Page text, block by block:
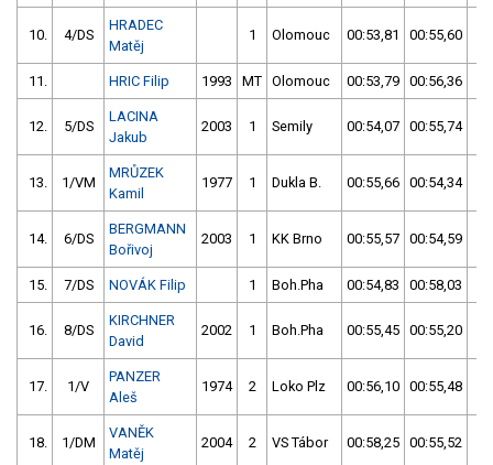
10. 4/DS
HRADEC
Matěj
1 Olomouc 00:53,81 00:55,60
11. HRIC Filip 1993 MT Olomouc 00:53,79 00:56,36
12. 5/DS
LACINA
Jakub
2003 1 Semily 00:54,07 00:55,74
13. 1/VM
MRŮZEK
Kamil
1977 1 Dukla B. 00:55,66 00:54,34
14. 6/DS
BERGMANN
Bořivoj
2003 1 KK Brno 00:55,57 00:54,59
15. 7/DS NOVÁK Filip 1 Boh.Pha 00:54,83 00:58,03
16. 8/DS
KIRCHNER
David
2002 1 Boh.Pha 00:55,45 00:55,20
17. 1/V
PANZER
Aleš
1974 2 Loko Plz 00:56,10 00:55,48
18. 1/DM
VANĚK
Matěj
2004 2 VS Tábor 00:58,25 00:55,52